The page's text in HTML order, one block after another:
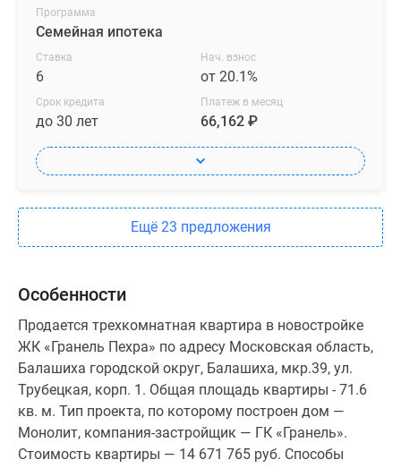
Программа
Семейная ипотека
Ставка
6
Нач. взнос
от 20.1%
Срок кредита
до 30 лет
Платеж в месяц
66,162 ₽
Ещё 23 предложения
Особенности
Продается трехкомнатная квартира в новостройке
ЖК «Гранель Пехра» по адресу Московская область,
Балашиха городской округ, Балашиха, мкр.39, ул.
Трубецкая, корп. 1. Общая площадь квартиры - 71.6
кв. м. Тип проекта, по которому построен дом —
Монолит, компания-застройщик — ГК «Гранель».
Стоимость квартиры — 14 671 765 руб. Способы